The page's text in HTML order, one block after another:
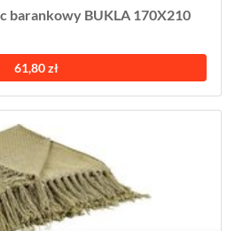
barankowy BUKLA 170X210
61,80 zł